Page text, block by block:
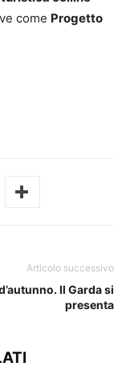
come Progetto
Articolo successivo
Il Garda si
presenta